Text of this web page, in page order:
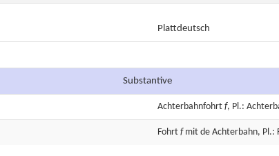
Plattdeutsch
Substantive
Achterbahnfohrt f, Pl.:
Fohrt fmit de Achterbahn, Pl.: